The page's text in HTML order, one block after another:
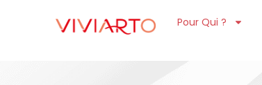
Pour Qui ?